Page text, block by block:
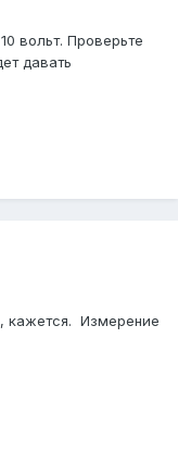
вольт. Проверьте
давать
кажется. Измерение